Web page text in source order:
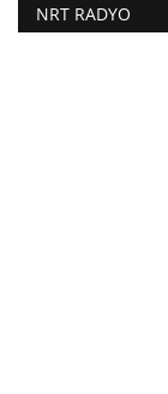
NRT RADYO